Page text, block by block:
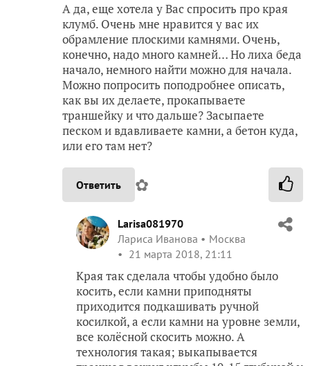
А да, еще хотела у Вас спросить про края
клумб. Очень мне нравится у вас их
обрамление плоскими камнями. Очень,
конечно, надо много камней… Но лиха беда
начало, немного найти можно для начала.
Можно попросить поподробнее описать,
как вы их делаете, прокапываете
траншейку и что дальше? Засыпаете
песком и вдавливаете камни, а бетон куда,
или его там нет?
Ответить ✿
Larisa081970
Лариса Иванова
Москва
21 марта 2018, 21:11
Края так сделала чтобы удобно было
косить, если камни приподняты
приходится подкашивать ручной
косилкой, а если камни на уровне земли,
все колёсной скосить можно. А
технология такая; выкапывается